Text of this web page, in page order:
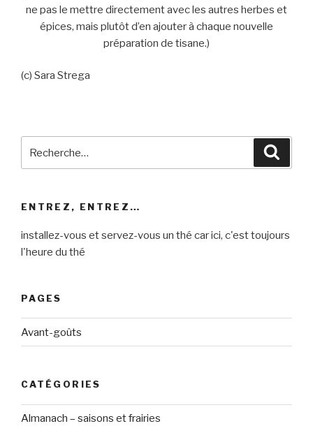
ne pas le mettre directement avec les autres herbes et
épices, mais plutôt d’en ajouter à chaque nouvelle
préparation de tisane.)
(c) Sara Strega
pour
ENTREZ, ENTREZ…
installez-vous et servez-vous un thé car ici, c'est toujours
l'heure du thé
PAGES
Avant-goûts
CATÉGORIES
Almanach – saisons et frairies